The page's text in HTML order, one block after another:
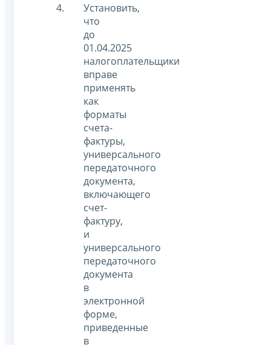
Установить,
что
до
01.04.2025
налогоплательщики
вправе
применять
как
форматы
счета-
фактуры,
универсального
передаточного
документа,
включающего
счет-
фактуру,
и
универсального
передаточного
документа
в
электронной
форме,
приведенные
в